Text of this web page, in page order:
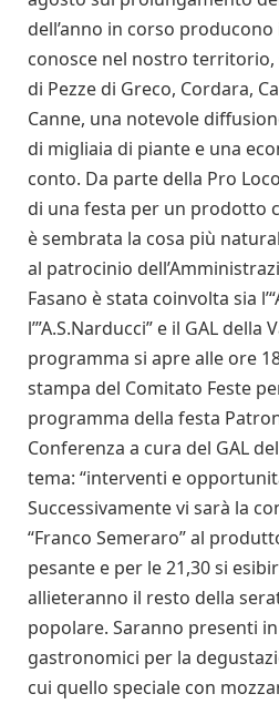
dell’anno in corso producono
conosce nel nostro
di Pezze di Greco, Cordara,
Canne, una notevole
di migliaia di piante e una
conto. Da parte della Pro
di una festa per un prodotto
è sembrata la cosa più
al patrocinio
Fasano è stata coinvolta sia
l’”A.S.Narducci” e il GAL della
programma si apre alle ore
stampa del Comitato Feste
programma della festa
Conferenza a cura del GAL
tema: “interventi e
Successivamente vi sarà la
“Franco Semeraro” al
pesante e per le 21,30 si
allieteranno il resto della
popolare. Saranno presenti
gastronomici per la
cui quello speciale con